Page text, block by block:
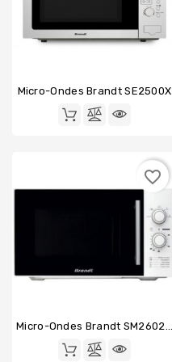
Micro-Ondes Brandt SE2500X
favorite_border